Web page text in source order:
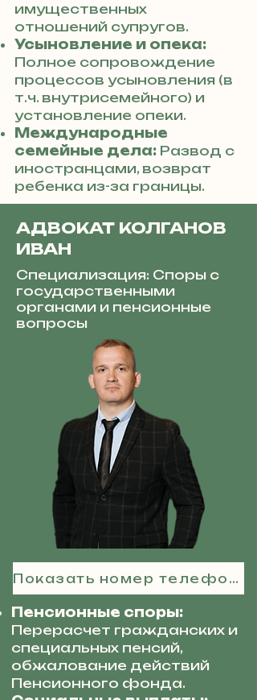
имущественных
отношений супругов.
Усыновление и опека:
Полное сопровождение
процессов усыновления (в
т.ч. внутрисемейного) и
установление опеки.
Международные
семейные дела: Развод с
иностранцами, возврат
ребенка из-за границы.
АДВОКАТ КОЛГАНОВ
ИВАН
Специализация: Споры с
государственными
органами и пенсионные
вопросы
Показать номер телефона
Пенсионные споры:
Перерасчет гражданских и
специальных пенсий,
обжалование действий
Пенсионного фонда.